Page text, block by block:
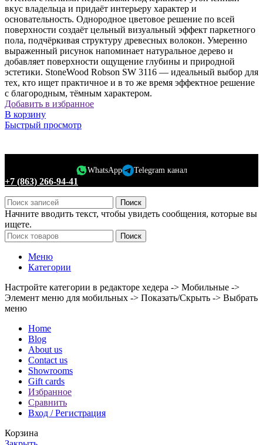
вкус владельца и придаёт интерьеру характер и
основательность. Однородное цветовое решение по всей
поверхности создаёт цельный визуальный эффект паркетного
пола, подчёркивая структуру древесных волокон. Умеренно
выраженный рисунок напоминает натуральное дерево и
добавляет поверхности ощущение глубины и природной
эстетики. StoneWood Robson SW 3116 — идеальный выбор для
тех, кто ищет практичное и в то же время эффектное решение
с благородным, тёмным характером.
Добавить в избранное
В корзину
Быстрый просмотр
WhatsApp Telegram канал
+7 (863) 266-94-41
Поиск
Начните вводить текст, чтобы увидеть сообщения, которые вы
ищете.
Поиск
Меню
Категории
Настройте категории в редакторе хедера -> Мобильные ->
Элемент меню для мобильных -> Показать/Скрыть -> Выбрать
меню
Home
Blog
About us
Contact us
Showrooms
Gift cards
Избранное
Сравнить
Вход / Регистрация
Корзина